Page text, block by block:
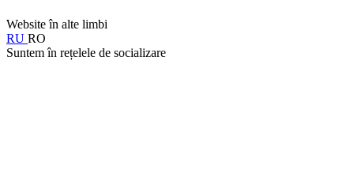
Website în alte limbi
RU RO
Suntem în rețelele de socializare